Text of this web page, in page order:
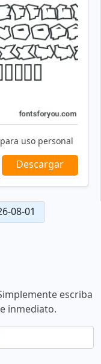
uso personal
Descargar
08-01
escriba
inmediato.